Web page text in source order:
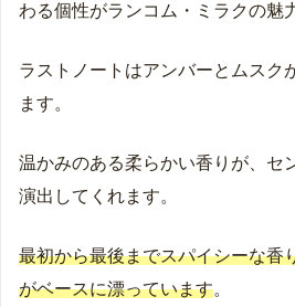
わる個性がランコム・ミラクの魅
ラストノートはアンバーとムスク
ます。
温かみのある柔らかい香りが、セ
演出してくれます。
最初から最後までスパイシーな香
がベースに漂っています。